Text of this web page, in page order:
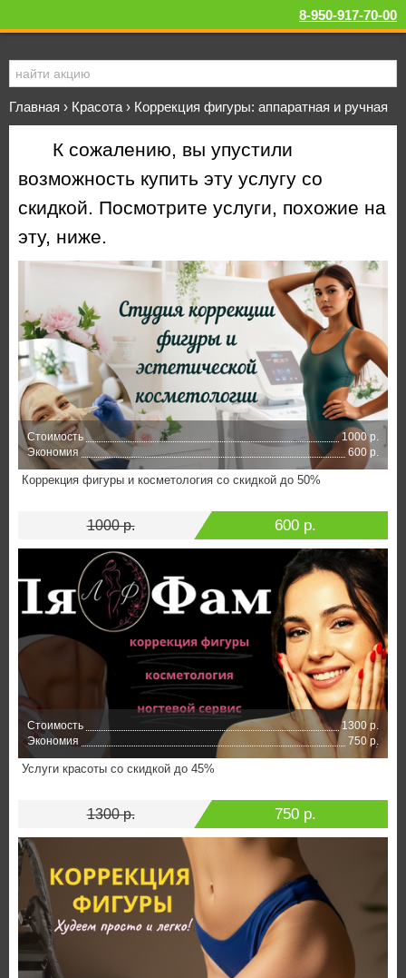
8-950-917-70-00
Главная › Красота › Коррекция фигуры: аппаратная и ручная
К сожалению, вы упустили
возможность купить эту услугу со
скидкой. Посмотрите услуги, похожие на
эту, ниже.
Стоимость
1000 р.
Экономия
600 р.
Коррекция фигуры и косметология со скидкой до 50%
1000 р. 600 р.
Стоимость
1300 р.
Экономия
750 р.
Услуги красоты со скидкой до 45%
1300 р. 750 р.